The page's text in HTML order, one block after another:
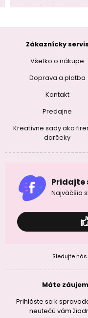
Zákaznícky servis
Všetko o nákupe
Doprava a platba
Kontakt
Predajne
Kreatívne sady ako
darčeky
Pridajte
Najväčšia
Sledujte
Máte
Prihláste sa k
neutečú vám